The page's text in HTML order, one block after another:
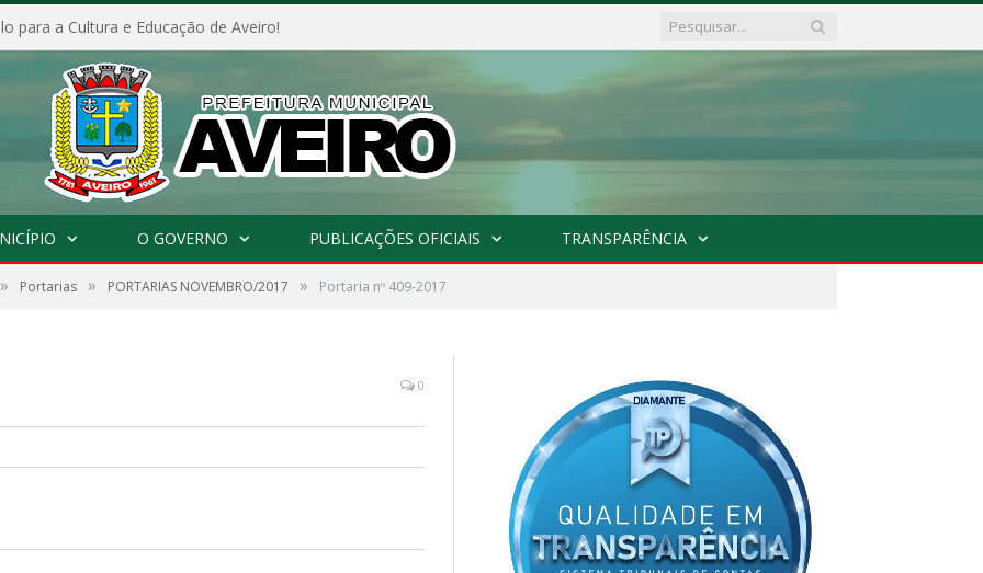
para a Cultura e Educação de Aveiro!
O GOVERNO PUBLICAÇÕES OFICIAIS TRANSPARÊNCIA
» Portarias » PORTARIAS NOVEMBRO/2017 » Portaria nº 409-2017
0